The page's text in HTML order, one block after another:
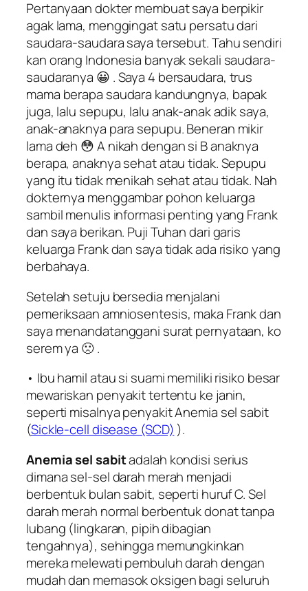
Pertanyaan dokter membuat saya berpikir
agak lama, menggingat satu persatu dari
saudara-saudara saya tersebut. Tahu sendiri
kan orang Indonesia banyak sekali saudara-
saudaranya 😀 . Saya 4 bersaudara, trus
mama berapa saudara kandungnya, bapak
juga, lalu sepupu, lalu anak-anak adik saya,
anak-anaknya para sepupu. Beneran mikir
lama deh 😳 A nikah dengan si B anaknya
berapa, anaknya sehat atau tidak. Sepupu
yang itu tidak menikah sehat atau tidak. Nah
dokternya menggambar pohon keluarga
sambil menulis informasi penting yang Frank
dan saya berikan. Puji Tuhan dari garis
keluarga Frank dan saya tidak ada risiko yang
berbahaya.
Setelah setuju bersedia menjalani
pemeriksaanamniosentesis, maka Frank dan
saya menandatanggani surat pernyataan, ko
serem ya 🙁 .
• Ibu hamil atau si suami memiliki risiko besar
mewariskan penyakit tertentu ke janin,
seperti misalnya penyakit Anemia sel sabit
(Sickle-cell disease (SCD) ).
Anemia sel sabitadalah kondisi serius
dimana sel-sel darah merah menjadi
berbentuk bulan sabit, seperti huruf C. Sel
darah merah normal berbentuk donat tanpa
lubang (lingkaran, pipih dibagian
tengahnya), sehingga memungkinkan
mereka melewati pembuluh darah dengan
mudah dan memasok oksigen bagi seluruh